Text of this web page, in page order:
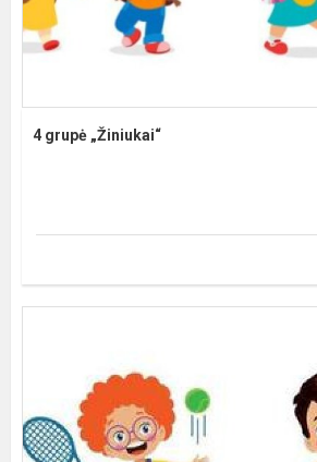
4 grupė „Žiniukai“